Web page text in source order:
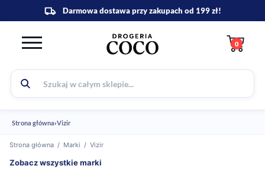
0
Strona główna›Vizir
Strona główna / Marki / Vizir
Zobacz wszystkie marki